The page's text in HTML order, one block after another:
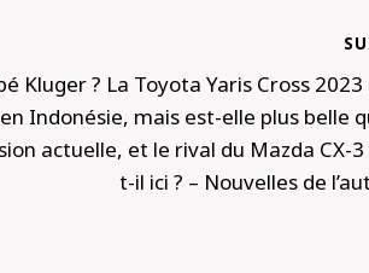
Kluger ? La Toyota Yaris Cross
en Indonésie, mais est-elle plus belle
actuelle, et le rival du Mazda CX-
t-il ici ? – Nouvelles de